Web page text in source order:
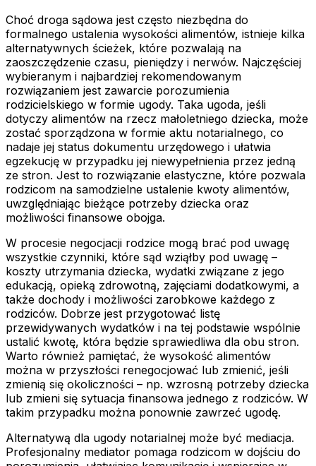
Choć droga sądowa jest często niezbędna do
formalnego ustalenia wysokości alimentów, istnieje kilka
alternatywnych ścieżek, które pozwalają na
zaoszczędzenie czasu, pieniędzy i nerwów. Najczęściej
wybieranym i najbardziej rekomendowanym
rozwiązaniem jest zawarcie porozumienia
rodzicielskiego w formie ugody. Taka ugoda, jeśli
dotyczy alimentów na rzecz małoletniego dziecka, może
zostać sporządzona w formie aktu notarialnego, co
nadaje jej status dokumentu urzędowego i ułatwia
egzekucję w przypadku jej niewypełnienia przez jedną
ze stron. Jest to rozwiązanie elastyczne, które pozwala
rodzicom na samodzielne ustalenie kwoty alimentów,
uwzględniając bieżące potrzeby dziecka oraz
możliwości finansowe obojga.
W procesie negocjacji rodzice mogą brać pod uwagę
wszystkie czynniki, które sąd wziąłby pod uwagę –
koszty utrzymania dziecka, wydatki związane z jego
edukacją, opieką zdrowotną, zajęciami dodatkowymi, a
także dochody i możliwości zarobkowe każdego z
rodziców. Dobrze jest przygotować listę
przewidywanych wydatków i na tej podstawie wspólnie
ustalić kwotę, która będzie sprawiedliwa dla obu stron.
Warto również pamiętać, że wysokość alimentów
można w przyszłości renegocjować lub zmienić, jeśli
zmienią się okoliczności – np. wzrosną potrzeby dziecka
lub zmieni się sytuacja finansowa jednego z rodziców. W
takim przypadku można ponownie zawrzeć ugodę.
Alternatywą dla ugody notarialnej może być mediacja.
Profesjonalny mediator pomaga rodzicom w dojściu do